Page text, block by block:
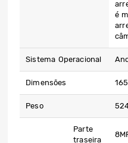
é
Sistema Operacional
Dimensões
Peso
Parte
traseira